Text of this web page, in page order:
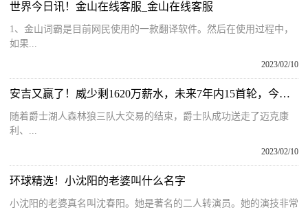
世界今日讯！金山在线客服_金山在线客服
1、金山词霸是目前网民使用的一款翻译软件。然后在使用过程中，
如果...
2023/02/10
安吉又赢了！威少剩1620万薪水，未来7年内15首轮，今夏6千万空间
随着爵士湖人森林狼三队大交易的结束，爵士队成功送走了迈克康
利、...
2023/02/10
环球精选！小沈阳的老婆叫什么名字
小沈阳的老婆真名叫沈春阳。她是著名的二人转演员。她的演技非常